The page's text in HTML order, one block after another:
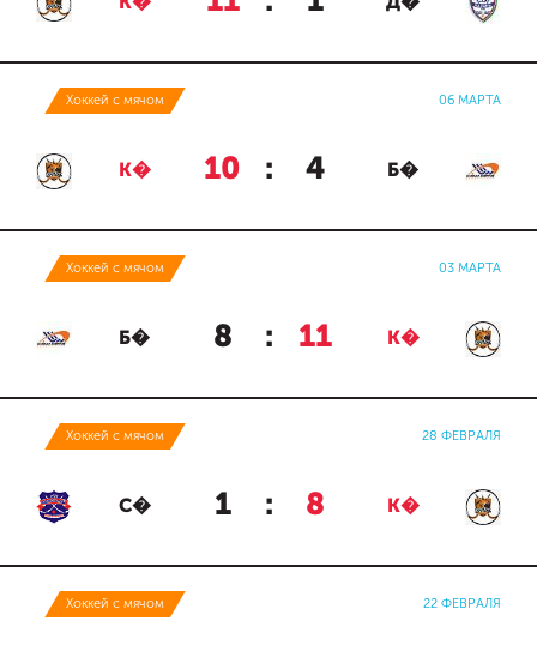
Хоккей с мячом 06 МАРТА
К� 10 : 4 Б�
Хоккей с мячом 03 МАРТА
Б� 8 : 11 К�
Хоккей с мячом 28 ФЕВРАЛЯ
С� 1 : 8 К�
Хоккей с мячом 22 ФЕВРАЛЯ